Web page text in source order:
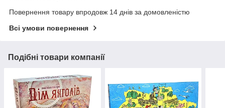
Повернення товару впродовж 14 днів за домовленістю
Всі умови повернення
Подібні товари компанії